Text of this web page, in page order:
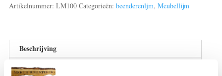
Artikelnummer: LM100 Categorieën: beenderenljm, Meubellijm
Beschrijving
Extra informatie